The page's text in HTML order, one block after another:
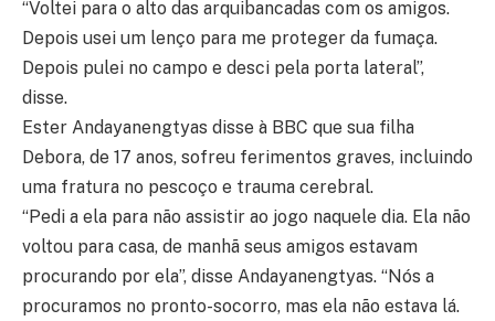
“Voltei para o alto das arquibancadas com os amigos.
Depois usei um lenço para me proteger da fumaça.
Depois pulei no campo e desci pela porta lateral”,
disse.
Ester Andayanengtyas disse à BBC que sua filha
Debora, de 17 anos, sofreu ferimentos graves, incluindo
uma fratura no pescoço e trauma cerebral.
“Pedi a ela para não assistir ao jogo naquele dia. Ela não
voltou para casa, de manhã seus amigos estavam
procurando por ela”, disse Andayanengtyas. “Nós a
procuramos no pronto-socorro, mas ela não estava lá.